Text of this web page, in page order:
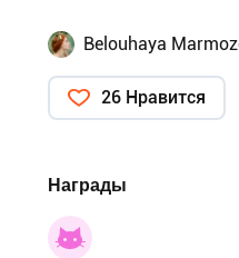
Belouhaya
26 Нравится
Награды